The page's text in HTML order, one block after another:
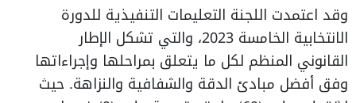
وقد اعتمدت اللجنة التعليمات التنفيذية للدورة
الانتخابية الخامسة 2023، والتي تشكل الإطار
القانوني المنظم لكل ما يتعلق بمراحلها وإجراءاتها
وفق أفضل مبادئ الدقة والشفافية والنزاهة. حيث